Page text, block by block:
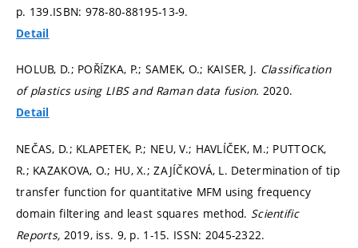
p. 139.ISBN: 978-80-88195-13-9.
Detail
HOLUB, D.; POŘÍZKA, P.; SAMEK, O.; KAISER, J. Classification
of plastics using LIBS and Raman data fusion. 2020.
Detail
NEČAS, D.; KLAPETEK, P.; NEU, V.; HAVLÍČEK, M.; PUTTOCK,
R.; KAZAKOVA, O.; HU, X.; ZAJÍČKOVÁ, L. Determination of tip
transfer function for quantitative MFM using frequency
domain filtering and least squares method. Scientific
Reports, 2019, iss. 9, p. 1-15. ISSN: 2045-2322.